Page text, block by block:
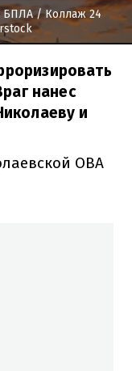
БПЛА/ Коллаж 24
нанес
и
ОВА